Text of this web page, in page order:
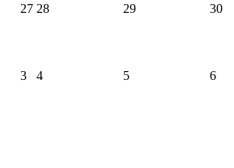
27 28 29 30
3 4 5 6